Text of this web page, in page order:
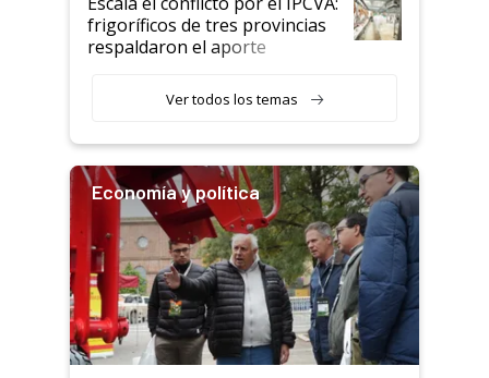
animales: "Mientras me
descalificaban, yo seguí
haciendo currículum"
frigoríficos de tres provincias
respaldaron el aporte
Ver todos los temas
Economía y política